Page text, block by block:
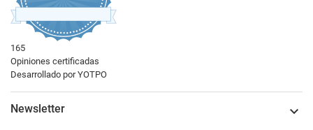
165
4.62424242713235
star
Opiniones certificadas
Desarrollado por YOTPO
Newsletter 